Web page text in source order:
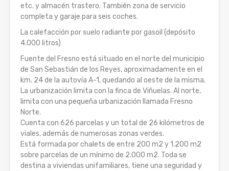
etc. y almacén trastero. También zona de servicio
completa y garaje para seis coches.
La calefacción por suelo radiante por gasoil (depósito
4.000 litros)
Fuente del Fresno está situado en el norte del municipio
de San Sebastián de los Reyes, aproximadamente en el
km. 24 de la autovía A-1, quedando al oeste de la misma.
La urbanización limita con la finca de Viñuelas. Al norte,
limita con una pequeña urbanización llamada Fresno
Norte.
Cuenta con 626 parcelas y un total de 26 kilómetros de
viales, además de numerosas zonas verdes.
Está formada por chalets de entre 200 m2 y 1.200 m2
sobre parcelas de un mínimo de 2.000 m2. Toda se
destina a viviendas unifamiliares, tiene una seguridad y